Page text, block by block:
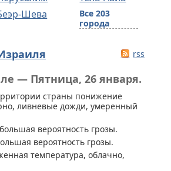
Шева
Все 203
города
rss
— Пятница, 26 января.
страны понижение
ливневые дожди, умеренный
вероятность грозы.
вероятность грозы.
температура, облачно,